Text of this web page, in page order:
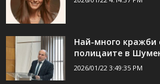
Най-много кражби
полицаите в
2026/01/22 3:49:35 PM